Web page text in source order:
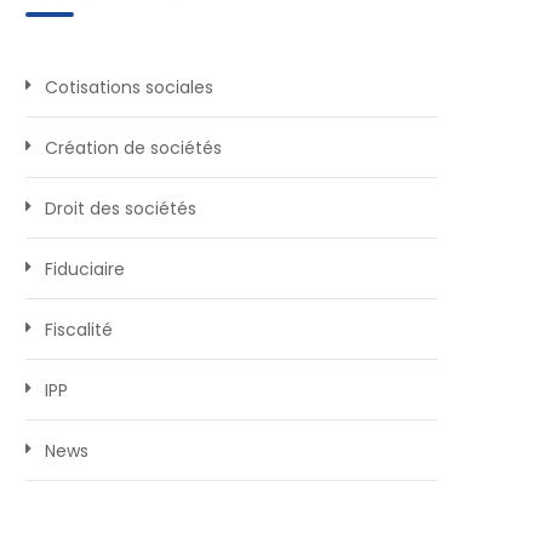
Cotisations sociales
Création de sociétés
Droit des sociétés
Fiduciaire
Fiscalité
IPP
News